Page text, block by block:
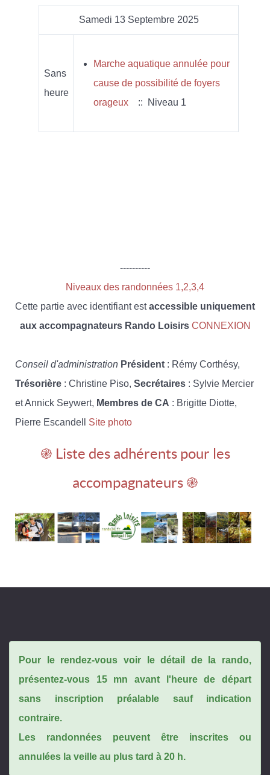
Samedi 13 Septembre 2025
Sans
heure
Marche aquatique annulée pour
cause de possibilité de foyers
orageux
:: Niveau 1
----------
Niveaux des randonnées 1,2,3,4
Cette partie avec identifiant estaccessible uniquement
aux accompagnateurs Rando Loisirs CONNEXION
Conseil d'administration Président : Rémy Corthésy,
Trésorière : Christine Piso, Secrétaires : Sylvie Mercier
et Annick Seywert, Membres de CA : Brigitte Diotte,
Pierre Escandell Site photo
֎ Liste des adhérents pour les
accompagnateurs ֎
Pour le rendez-vous voir le détail de la rando,
présentez-vous 15 mn avant l'heure de départ
sans inscription préalable sauf indication
contraire.
Les randonnées peuvent être inscrites ou
annulées la veille au plus tard à 20 h.